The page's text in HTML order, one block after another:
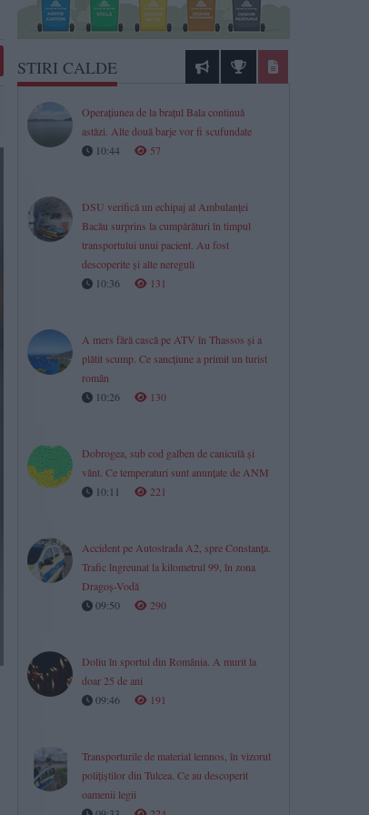
STIRI CALDE
Operațiunea de la brațul Bala continuă
astăzi. Alte două barje vor fi scufundate
10:44
57
DSU verifică un echipaj al Ambulanței
Bacău surprins la cumpărături în timpul
transportului unui pacient. Au fost
descoperite și alte nereguli
10:36
131
A mers fără cască pe ATV în Thassos și a
plătit scump. Ce sancțiune a primit un turist
român
10:26
130
Dobrogea, sub cod galben de caniculă și
vânt. Ce temperaturi sunt anunțate de ANM
10:11
221
Accident pe Autostrada A2, spre Constanța.
Trafic îngreunat la kilometrul 99, în zona
Dragoș-Vodă
09:50
290
Doliu în sportul din România. A murit la
doar 25 de ani
09:46
191
Transporturile de material lemnos, în vizorul
polițiștilor din Tulcea. Ce au descoperit
oamenii legii